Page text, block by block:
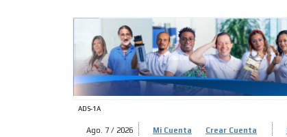
ADS-1A
Ago. 7 / 2026 Mi Cuenta Crear Cuenta